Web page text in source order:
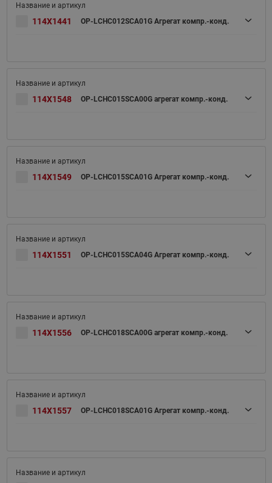
114X1441 OP-LCHC012SCA01G Агрегат компр.-конд.
114X1548 OP-LCHC015SCA00G агрегат компр.-конд.
114X1549 OP-LCHC015SCA01G Агрегат компр.-конд.
114X1551 OP-LCHC015SCA04G Агрегат компр.-конд.
114X1556 OP-LCHC018SCA00G агрегат компр.-конд.
114X1557 OP-LCHC018SCA01G Агрегат компр.-конд.